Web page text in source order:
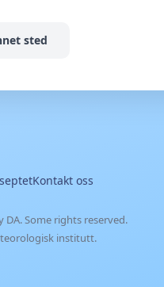
sted
Kontakt oss
DA. Some rights reserved.
institutt.